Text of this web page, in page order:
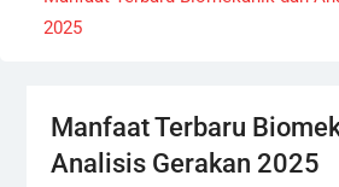
2025
Manfaat Terbaru
Analisis Gerakan 2025